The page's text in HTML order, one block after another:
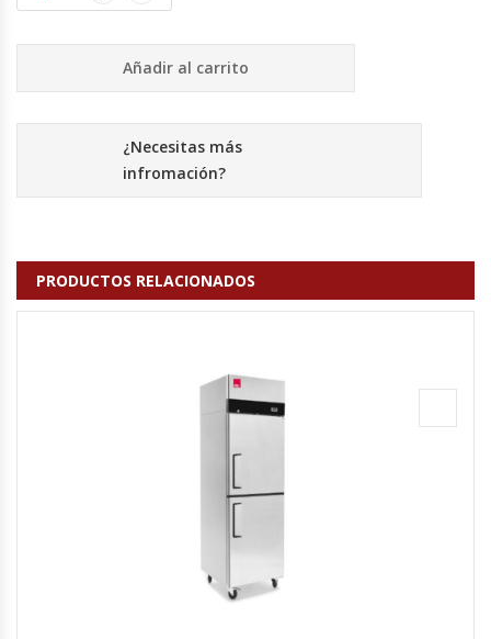
Extractoras De Jugos
Formadora De Pizza
Frigobar
Hervidores / Percoladores
Hornos Turbos / Convectores
Añadir al carrito
¿Necesitas más
infromación?
PRODUCTOS RELACIONADOS